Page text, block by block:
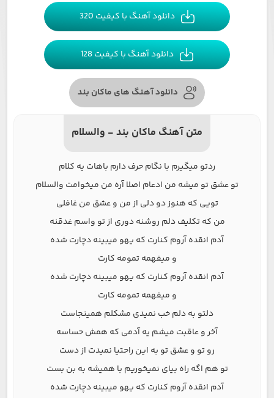
دانلود آهنگ با کیفیت 320
دانلود آهنگ با کیفیت 128
دانلود آهنگ های ماکان بند
متن آهنگ ماکان بند - والسلام
ردتو میگیرم با نگام حرف دارم باهات یه کلام
تو عشق تو میشه من ادعام اصلا آره من میخوامت والسلام
تویی که هنوز دو دلی از من و عشق من غافلی
من که تکلیف دلم روشنه دوری از تو واسم غدقنه
آدم انقده آروم کنارت که یهو میبینه دچارت شده
و میفهمه تمومه کارت
آدم انقده آروم کنارت که یهو میبینه دچارت شده
و میفهمه تمومه کارت
دلتو به دلم خب نمیدی مشکلم همینجاست
آخر و عاقبت میشم یه آدمی که همش حساسه
رو تو و عشق تو به این راحتیا نمیدت از دست
تو هم اگه راه بیای نمیخوریم با همیشه به بن بست
آدم انقده آروم کنارت که یهو میبینه دچارت شده